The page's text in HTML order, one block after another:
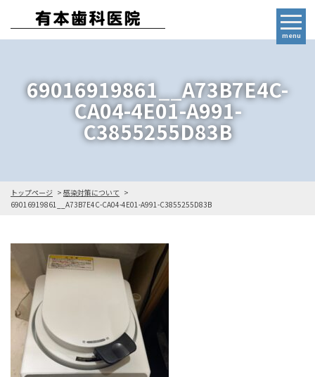
menu
69016919861__A73B7E4C-
CA04-4E01-A991-
C3855255D83B
トップページ
感染対策について
69016919861__A73B7E4C-CA04-4E01-A991-C3855255D83B